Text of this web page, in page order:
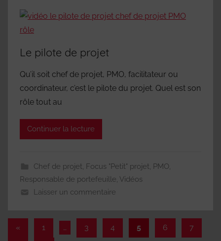
Le pilote de projet
Qu’il soit chef de projet, PMO, facilitateur ou
coordinateur, c’est le pilote du projet. Quel est son
rôle tout au
Continuer la lecture
Chef de projet, Focus "Petit" projet, PMO,
Responsable de portefeuille, Vidéos
Laisser un commentaire
Pagination
« Publications
1 … 3 4 5 6 7